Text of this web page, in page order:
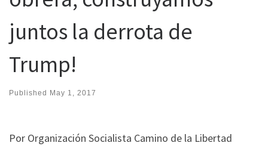
juntos la derrota de
Trump!
Published May 1, 2017
Por Organización Socialista Camino de la Libertad